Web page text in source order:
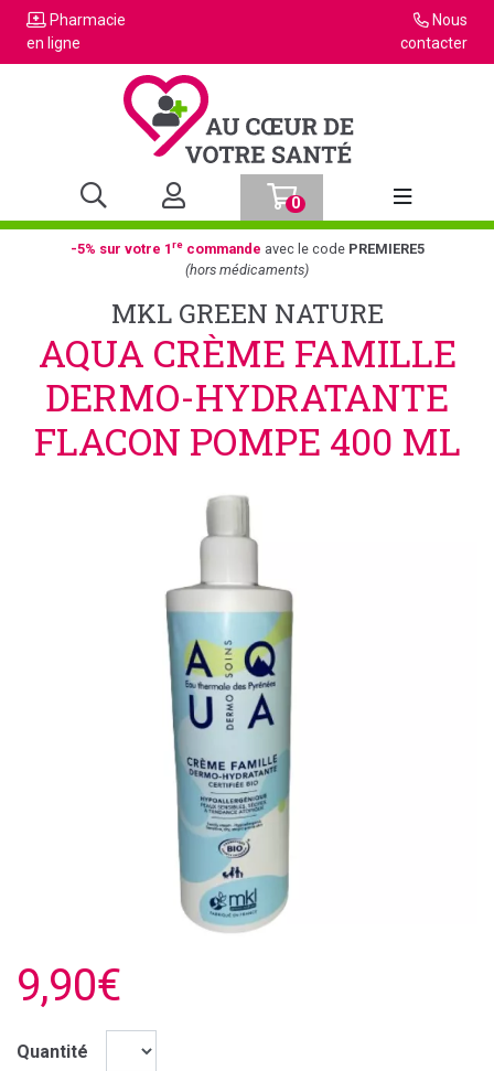
Pharmacie
en ligne
Nous
contacter
0
Afficher la
-5% sur votre 1recommande avec le code PREMIERE5
(hors médicaments)
MKL GREEN NATURE
AQUA CRÈME FAMILLE
DERMO-HYDRATANTE
FLACON POMPE 400 ML
9,90€
Quantité